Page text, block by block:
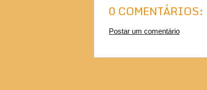
0 COMENTÁRIOS:
Postar um comentário